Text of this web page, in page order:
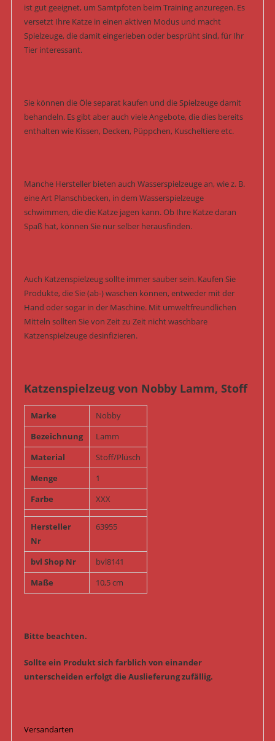
ist gut geeignet, um Samtpfoten beim Training anzuregen. Es
versetzt Ihre Katze in einen aktiven Modus und macht
Spielzeuge, die damit eingerieben oder besprüht sind, für Ihr
Tier interessant.
Sie können die Öle separat kaufen und die Spielzeuge damit
behandeln. Es gibt aber auch viele Angebote, die dies bereits
enthalten wie Kissen, Decken, Püppchen, Kuscheltiere etc.
Manche Hersteller bieten auch Wasserspielzeuge an, wie z. B.
eine Art Planschbecken, in dem Wasserspielzeuge
schwimmen, die die Katze jagen kann. Ob Ihre Katze daran
Spaß hat, können Sie nur selber herausfinden.
Auch Katzenspielzeug sollte immer sauber sein. Kaufen Sie
Produkte, die Sie (ab-) waschen können, entweder mit der
Hand oder sogar in der Maschine. Mit umweltfreundlichen
Mitteln sollten Sie von Zeit zu Zeit nicht waschbare
Katzenspielzeuge desinfizieren.
Katzenspielzeug von Nobby Lamm, Stoff
Marke
Nobby
Bezeichnung
Lamm
Material
Stoff/Plüsch
Menge
1
Farbe
XXX
Hersteller
Nr
63955
bvl Shop Nr
bvl8141
Maße
10,5 cm
Bitte beachten.
Sollte ein Produkt sich farblich von einander
unterscheiden erfolgt die Auslieferung zufällig.
Versandarten